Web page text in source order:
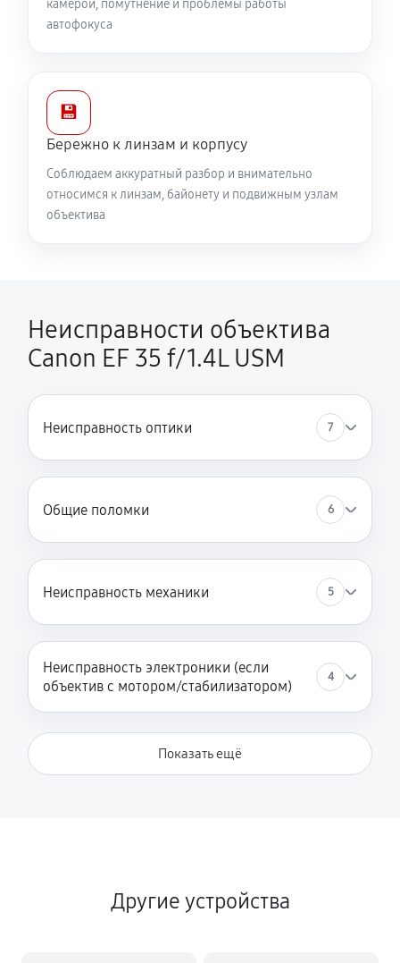
камерой, помутнение и проблемы работы
автофокуса
💾
Бережно к линзам и корпусу
Соблюдаем аккуратный разбор и внимательно
относимся к линзам, байонету и подвижным узлам
объектива
Неисправности объектива
Canon EF 35 f/1.4L USM
Неисправность оптики 7
Общие поломки 6
Неисправность механики 5
Неисправность электроники (если
объектив с мотором/стабилизатором)
4
Показать ещё
Другие устройства